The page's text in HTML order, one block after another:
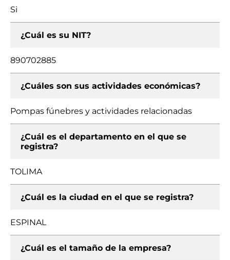
Si
¿Cuál es su NIT?
890702885
¿Cuáles son sus actividades económicas?
Pompas fúnebres y actividades relacionadas
¿Cuál es el departamento en el que se
registra?
TOLIMA
¿Cuál es la ciudad en el que se registra?
ESPINAL
¿Cuál es el tamaño de la empresa?